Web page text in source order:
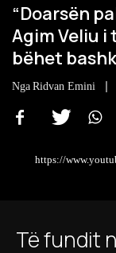
“Doarsën
Agim Veliu
bëhet
Nga Ridvan Emini
https://
Të fundit